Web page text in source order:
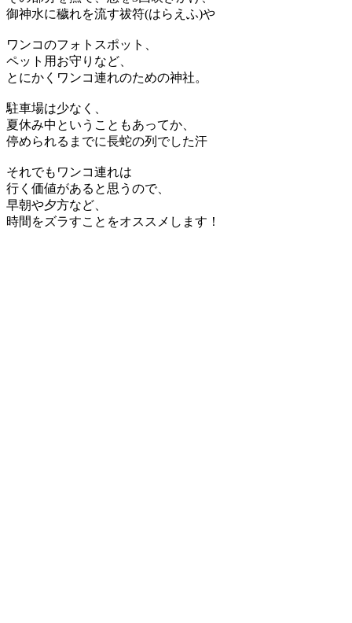
御神水に穢れを流す祓符(はらえふ)や
ワンコのフォトスポット、
ペット用お守りなど、
とにかくワンコ連れのための神社。
駐車場は少なく、
夏休み中ということもあってか、
停められるまでに長蛇の列でした汗
それでもワンコ連れは
行く価値があると思うので、
早朝や夕方など、
時間をズラすことをオススメします！